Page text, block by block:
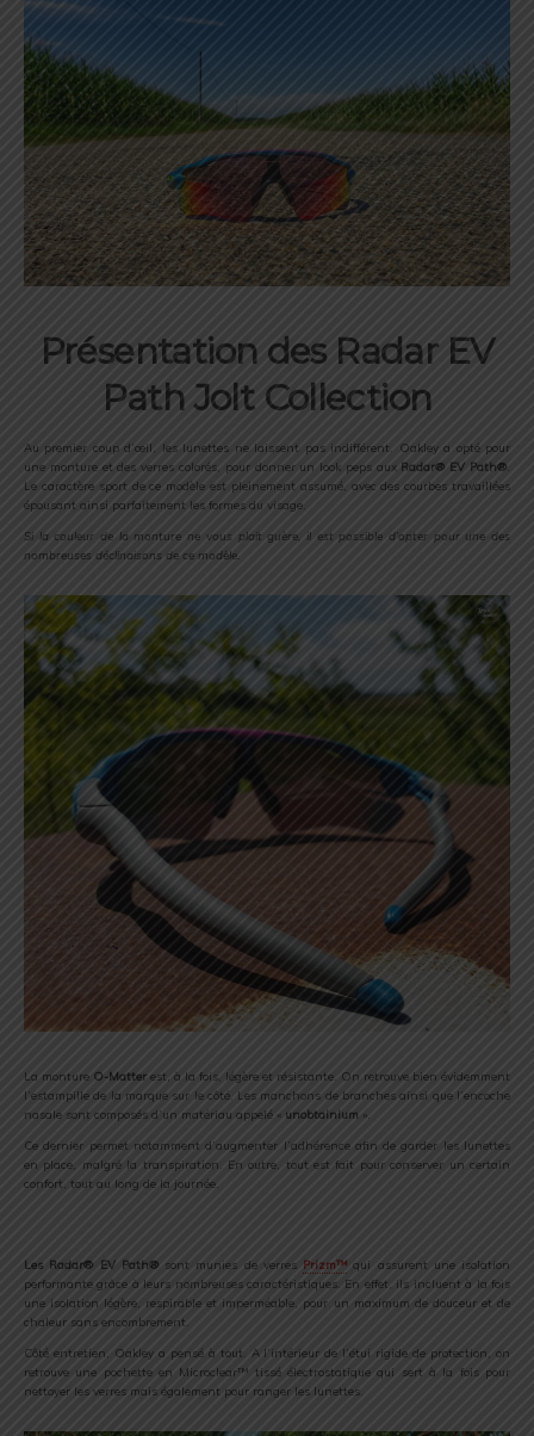
Présentation des Radar EV
Path Jolt Collection
Au premier coup d’œil, les lunettes ne laissent pas indifférent. Oakley a opté pour
une monture et des verres colorés, pour donner un look peps aux Radar® EV Path®.
Le caractère sport de ce modèle est pleinement assumé, avec des courbes travaillées
épousant ainsi parfaitement les formes du visage.
Si la couleur de la monture ne vous plait guère, il est possible d’opter pour une des
nombreuses déclinaisons de ce modèle.
La monture O-Matter est, à la fois, légère et résistante. On retrouve bien évidemment
l’estampille de la marque sur le côté. Les manchons de branches ainsi que l’encoche
nasale sont composés d’un matériau appelé « unobtainium ».
Ce dernier permet notamment d’augmenter l’adhérence afin de garder les lunettes
en place, malgré la transpiration. En outre, tout est fait pour conserver un certain
confort, tout au long de la journée.
Les Radar® EV Path®sont munies de verres Prizm™ qui assurent une isolation
performante grâce à leurs nombreuses caractéristiques. En effet, ils incluent à la fois
une isolation légère, respirable et imperméable, pour un maximum de douceur et de
chaleur sans encombrement.
Côté entretien, Oakley a pensé à tout. A l’intérieur de l’étui rigide de protection, on
retrouve une pochette en Microclear™ tissé électrostatique qui sert à la fois pour
nettoyer les verres mais également pour ranger les lunettes.